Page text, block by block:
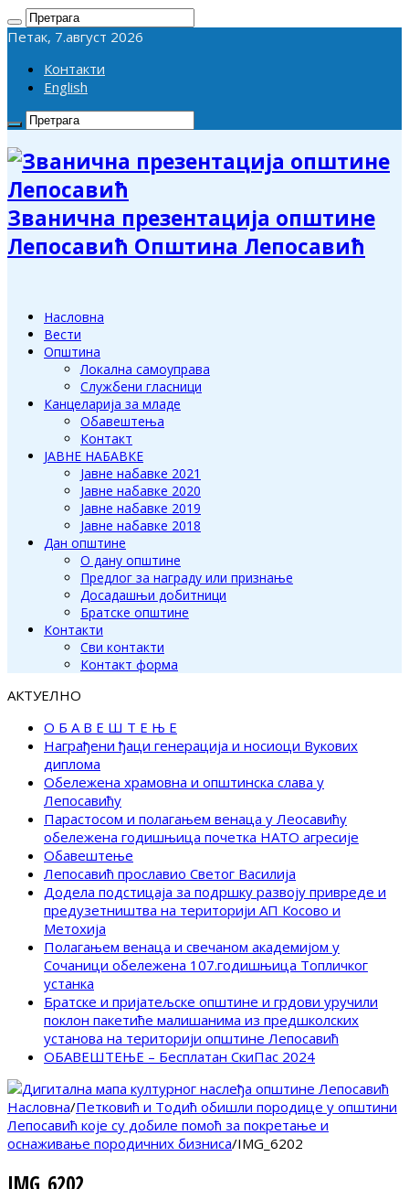
Петак, 7.август 2026
Контакти
English
Званична презентација општине
Лепосавић Општина Лепосавић
Насловна
Вести
Општина
Локална самоуправа
Службени гласници
Канцеларија за младе
Обавештења
Контакт
ЈАВНЕ НАБАВКЕ
Јавне набавке 2021
Јавне набавке 2020
Јавне набавке 2019
Јавне набавке 2018
Дан општине
О дану општине
Предлог за награду или признање
Досадашњи добитници
Братске општине
Контакти
Сви контакти
Контакт форма
АКТУЕЛНО
О Б А В Е Ш Т Е Њ Е
Награђени ђаци генерација и носиоци Вукових
диплома
Обележена храмовна и општинска слава у
Лепосавићу
Парастосом и полагањем венаца у Леосавићу
обележена годишњица почетка НАТО агресије
Обавештење
Лепосавић прославио Светог Василија
Додела подстицаја за подршку развоју привреде и
предузетништва на територији АП Косово и
Метохија
Полагањем венаца и свечаном академијом у
Сочаници обележена 107.годишњица Топличког
устанка
Братске и пријатељске општине и грдови уручили
поклон пакетиће малишанима из предшколских
установа на територији општине Лепосавић
ОБАВЕШТЕЊЕ – Бесплатан СкиПас 2024
Насловна/Петковић и Тодић обишли породице у општини
Лепосавић које су добиле помоћ за покретање и
оснаживање породичних бизниса/IMG_6202